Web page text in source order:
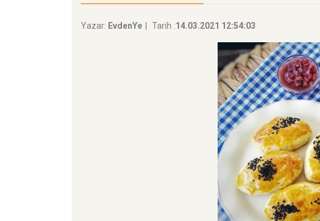
Yazar: EvdenYe Tarih :14.03.2021 12:54:03